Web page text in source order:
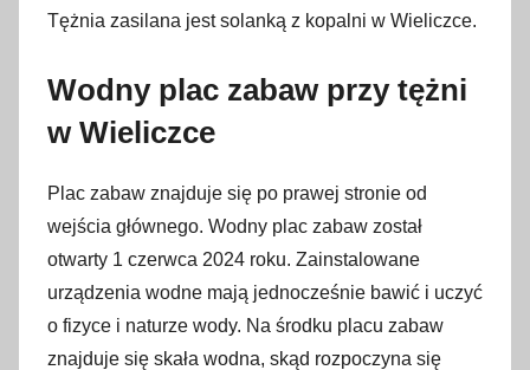
Tężnia zasilana jest solanką z kopalni w Wieliczce.
Wodny plac zabaw przy tężni
w Wieliczce
Plac zabaw znajduje się po prawej stronie od
wejścia głównego. Wodny plac zabaw został
otwarty 1 czerwca 2024 roku. Zainstalowane
urządzenia wodne mają jednocześnie bawić i uczyć
o fizyce i naturze wody. Na środku placu zabaw
znajduje się skała wodna, skąd rozpoczyna się